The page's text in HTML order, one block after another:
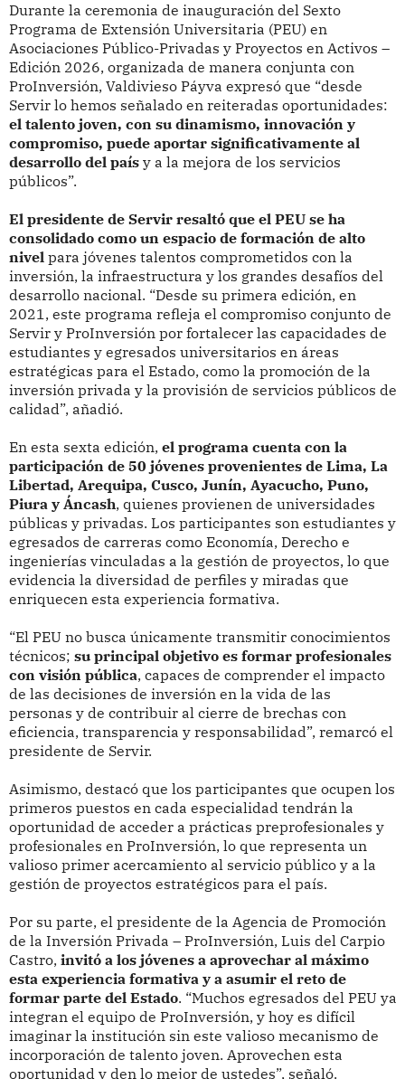
Durante la ceremonia de inauguración del Sexto
Programa de Extensión Universitaria (PEU) en
Asociaciones Público-Privadas y Proyectos en Activos –
Edición 2026, organizada de manera conjunta con
ProInversión, Valdivieso Páyva expresó que “desde
Servir lo hemos señalado en reiteradas oportunidades:
el talento joven, con su dinamismo, innovación y
compromiso, puede aportar significativamente al
desarrollo del paísy a la mejora de los servicios
públicos”.
El presidente de Servir resaltó que el PEU se ha
consolidado como un espacio de formación de alto
nivelpara jóvenes talentos comprometidos con la
inversión, la infraestructura y los grandes desafíos del
desarrollo nacional. “Desde su primera edición, en
2021, este programa refleja el compromiso conjunto de
Servir y ProInversión por fortalecer las capacidades de
estudiantes y egresados universitarios en áreas
estratégicas para el Estado, como la promoción de la
inversión privada y la provisión de servicios públicos de
calidad”, añadió.
En esta sexta edición, el programa cuenta con la
participación de 50 jóvenes provenientes de Lima, La
Libertad, Arequipa, Cusco, Junín, Ayacucho, Puno,
Piura y Áncash, quienes provienen de universidades
públicas y privadas. Los participantes son estudiantes y
egresados de carreras como Economía, Derecho e
ingenierías vinculadas a la gestión de proyectos, lo que
evidencia la diversidad de perfiles y miradas que
enriquecen esta experiencia formativa.
“El PEU no busca únicamente transmitir conocimientos
técnicos; su principal objetivo es formar profesionales
con visión pública, capaces de comprender el impacto
de las decisiones de inversión en la vida de las
personas y de contribuir al cierre de brechas con
eficiencia, transparencia y responsabilidad”, remarcó el
presidente de Servir.
Asimismo, destacó que los participantes que ocupen los
primeros puestos en cada especialidad tendrán la
oportunidad de acceder a prácticas preprofesionales y
profesionales en ProInversión, lo que representa un
valioso primer acercamiento al servicio público y a la
gestión de proyectos estratégicos para el país.
Por su parte, el presidente de la Agencia de Promoción
de la Inversión Privada – ProInversión, Luis del Carpio
Castro, invitó a los jóvenes a aprovechar al máximo
esta experiencia formativa y a asumir el reto de
formar parte del Estado. “Muchos egresados del PEU ya
integran el equipo de ProInversión, y hoy es difícil
imaginar la institución sin este valioso mecanismo de
incorporación de talento joven. Aprovechen esta
oportunidad y den lo mejor de ustedes”, señaló.